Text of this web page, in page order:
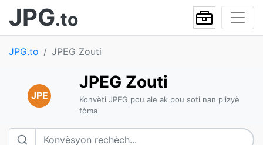
JPG.to
JPG.to JPEG Zouti
JPE
JPEG Zouti
Konvèti JPEG pou ale ak pou soti nan plizyè
fòma